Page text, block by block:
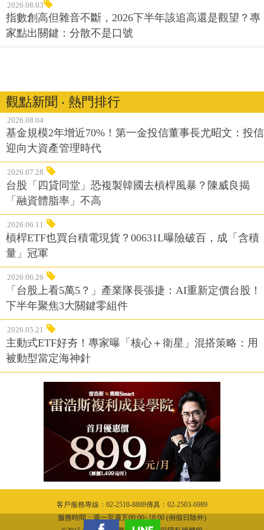
2026.08.03
指數創高但雜音不斷，2026下半年該追高還是觀望？專
家點出關鍵：分散不是口號
觀點新聞 ‧ 熱門排行
2026.08.04
基金規模2年增近70%！第一金投信董事長尤昭文：投信
迎向大資產管理時代
2026.07.28
台股「四貸同堂」恐複製韓國去槓桿風暴？陳威良揭
「融資體脂率」不高
2026.06.11
槓桿ETF也買台積電現貨？00631L曝險破百，成「含積
量」冠軍
2026.06.26
「台股上看5萬5？」產業隊長張捷：AI重新定價台股！
下半年聚焦3大關鍵零組件
2026.05.21
主動式ETF好夯！專家曝「核心＋衛星」混搭策略：用
被動型當定海神針
客戶服務專線：02-2510-8888傳真：02-2503-6989
服務時間：週一至週五09:00~18:00 (例假日除外)